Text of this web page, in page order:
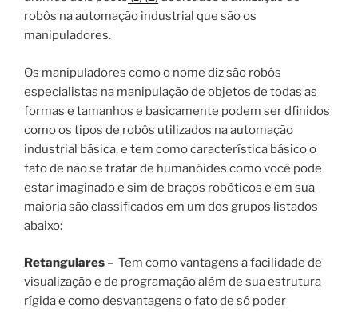
robôs na automação industrial que são os
manipuladores.
Os manipuladores como o nome diz são robôs
especialistas na manipulação de objetos de todas as
formas e tamanhos e basicamente podem ser dfinidos
como os tipos de robôs utilizados na automação
industrial básica, e tem como característica básico o
fato de não se tratar de humanóides como você pode
estar imaginado e sim de braços robóticos e em sua
maioria são classificados em um dos grupos listados
abaixo:
Retangulares – Tem como vantagens a facilidade de
visualização e de programação além de sua estrutura
rígida e como desvantagens o fato de só poder